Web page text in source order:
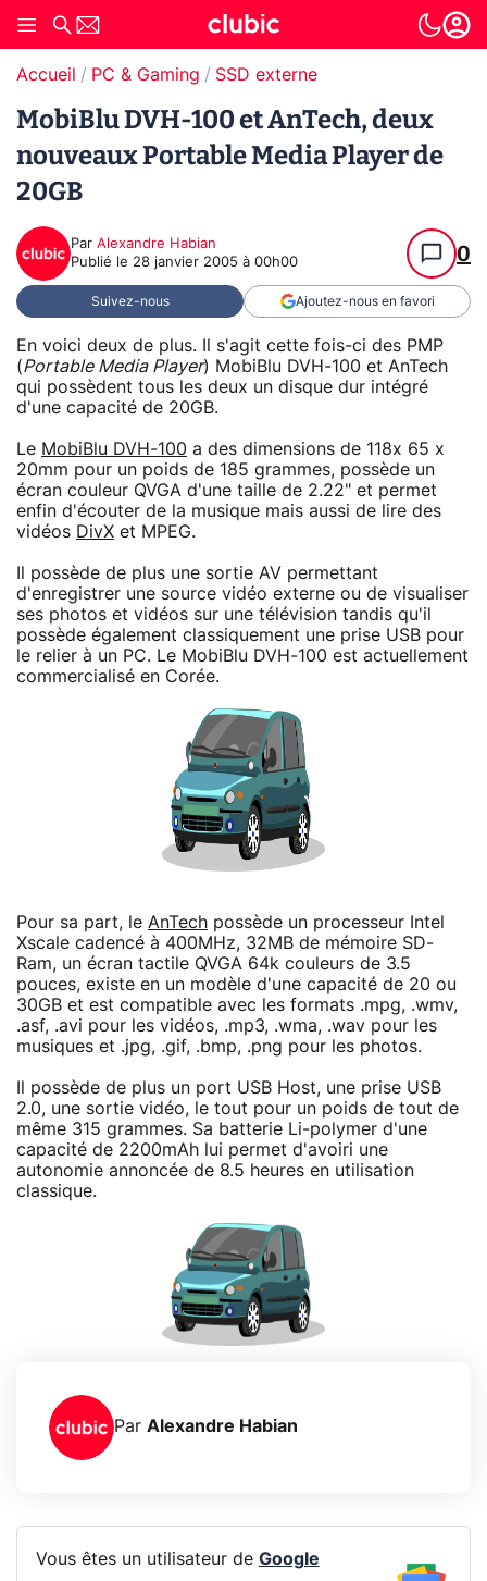
Accueil PC & Gaming SSD externe
MobiBlu DVH-100 et AnTech, deux
nouveaux Portable Media Player de
20GB
Par Alexandre Habian
Publié le 28 janvier 2005 à 00h00 0
Suivez-nous Ajoutez-nous en favori
En voici deux de plus. Il s'agit cette fois-ci des PMP
(Portable Media Player) MobiBlu DVH-100 et AnTech
qui possèdent tous les deux un disque dur intégré
d'une capacité de 20GB.
Le MobiBlu DVH-100 a des dimensions de 118x 65 x
20mm pour un poids de 185 grammes, possède un
écran couleur QVGA d'une taille de 2.22" et permet
enfin d'écouter de la musique mais aussi de lire des
vidéos DivX et MPEG.
Il possède de plus une sortie AV permettant
d'enregistrer une source vidéo externe ou de visualiser
ses photos et vidéos sur une télévision tandis qu'il
possède également classiquement une prise USB pour
le relier à un PC. Le MobiBlu DVH-100 est actuellement
commercialisé en Corée.
Pour sa part, le AnTech possède un processeur Intel
Xscale cadencé à 400MHz, 32MB de mémoire SD-
Ram, un écran tactile QVGA 64k couleurs de 3.5
pouces, existe en un modèle d'une capacité de 20 ou
30GB et est compatible avec les formats .mpg, .wmv,
.asf, .avi pour les vidéos, .mp3, .wma, .wav pour les
musiques et .jpg, .gif, .bmp, .png pour les photos.
Il possède de plus un port USB Host, une prise USB
2.0, une sortie vidéo, le tout pour un poids de tout de
même 315 grammes. Sa batterie Li-polymer d'une
capacité de 2200mAh lui permet d'avoiri une
autonomie annoncée de 8.5 heures en utilisation
classique.
Par Alexandre Habian
Vous êtes un utilisateur de Google